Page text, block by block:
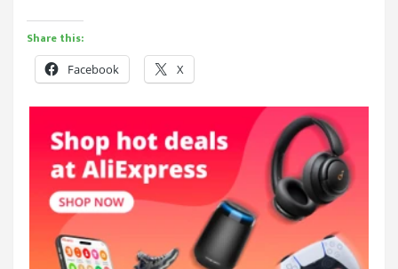
Share this:
Facebook X